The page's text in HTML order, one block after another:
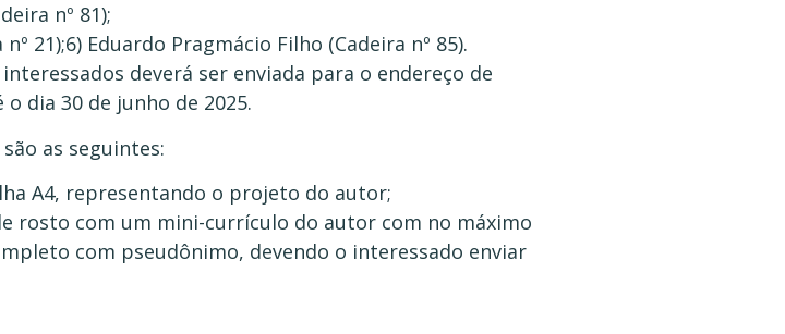
nº 81);
21);6) Eduardo Pragmácio Filho (Cadeira nº 85).
deverá ser enviada para o endereço de
dia 30 de junho de 2025.
as seguintes:
A4, representando o projeto do autor;
rosto com um mini-currículo do autor com no máximo
com pseudônimo, devendo o interessado enviar